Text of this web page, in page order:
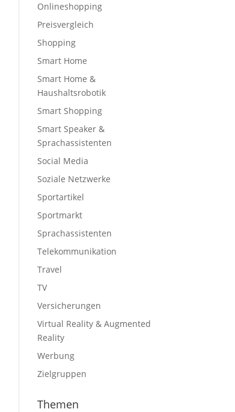
Onlineshopping
Preisvergleich
Shopping
Smart Home
Smart Home &
Haushaltsrobotik
Smart Shopping
Smart Speaker &
Sprachassistenten
Social Media
Soziale Netzwerke
Sportartikel
Sportmarkt
Sprachassistenten
Telekommunikation
Travel
TV
Versicherungen
Virtual Reality & Augmented
Reality
Werbung
Zielgruppen
Themen